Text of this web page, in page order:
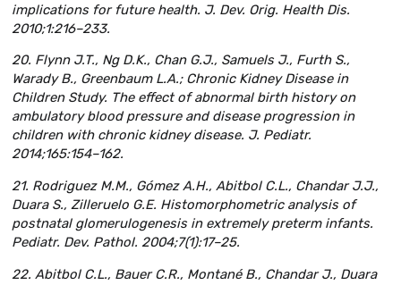
implications for future health. J. Dev. Orig. Health Dis.
2010;1:216–233.
20. Flynn J.T., Ng D.K., Chan G.J., Samuels J., Furth S.,
Warady B., Greenbaum L.A.; Chronic Kidney Disease in
Children Study. The effect of abnormal birth history on
ambulatory blood pressure and disease progression in
children with chronic kidney disease. J. Pediatr.
2014;165:154–162.
21. Rodriguez M.M., Gómez A.H., Abitbol C.L., Chandar J.J.,
Duara S., Zilleruelo G.E. Histomorphometric analysis of
postnatal glomerulogenesis in extremely preterm infants.
Pediatr. Dev. Pathol. 2004;7(1):17–25.
22. Abitbol C.L., Bauer C.R., Montané B., Chandar J., Duara